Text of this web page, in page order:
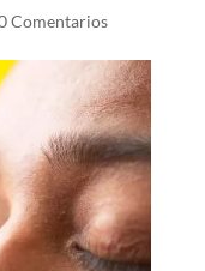
Comentarios